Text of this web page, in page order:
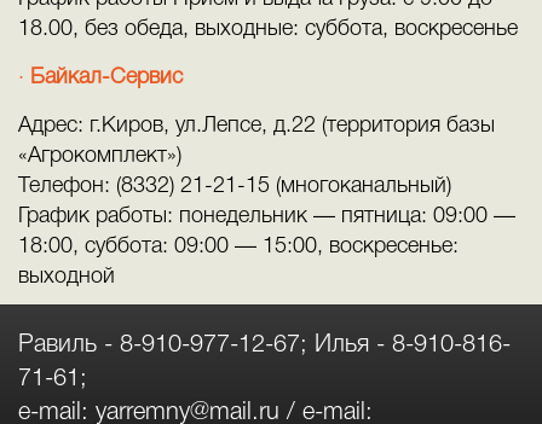
18.00, без обеда, выходные: суббота, воскресенье
Байкал-Сервис
Адрес: г.Киров, ул.Лепсе, д.22 (территория базы
«Агрокомплект»)
Телефон: (8332) 21-21-15 (многоканальный)
График работы: понедельник — пятница: 09:00 —
18:00, суббота: 09:00 — 15:00, воскресенье:
выходной
Равиль - 8-910-977-12-67 ; Илья - 8-910-816-
71-61 ;
e-mail: yarremny@mail.ru / e-mail: